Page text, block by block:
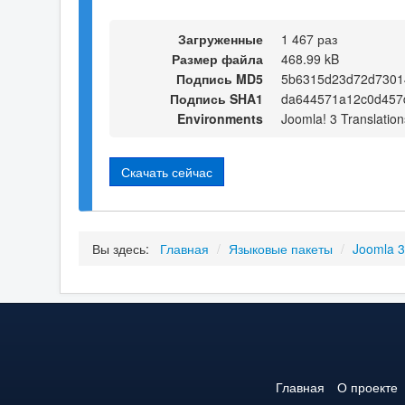
Загруженные
1 467 раз
Размер файла
468.99 kB
Подпись MD5
Подпись SHA1
Environments
Joomla! 3
Скачать сейчас
Вы здесь: Главная / Языковые пакеты / Joomla
Главная О проекте